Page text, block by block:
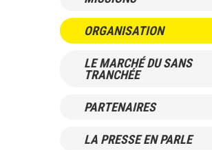
ORGANISATION
LE MARCHÉ DU SANS
TRANCHÉE
PARTENAIRES
LA PRESSE EN PARLE